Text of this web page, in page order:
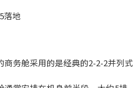
落地
商务舱采用的是经典的2-2-2并列